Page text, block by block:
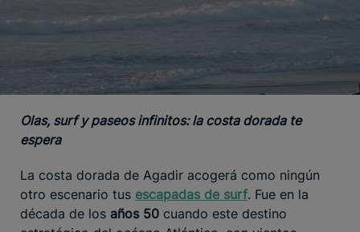
Olas, surf y paseos infinitos: la costa dorada te
espera
La costa dorada de Agadir acogerá como ningún
otro escenario tus escapadas de surf. Fue en la
década de los años 50 cuando este destino